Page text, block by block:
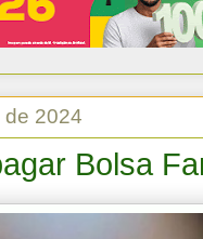
de 2024
Bolsa